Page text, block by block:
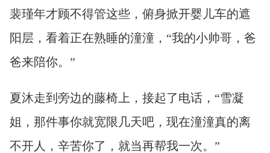
裴瑾年才顾不得管这些，俯身掀开婴儿车的遮
阳层，看着正在熟睡的潼潼，“我的小帅哥，爸
爸来陪你。”
夏沐走到旁边的藤椅上，接起了电话，“雪凝
姐，那件事你就宽限几天吧，现在潼潼真的离
不开人，辛苦你了，就当再帮我一次。”